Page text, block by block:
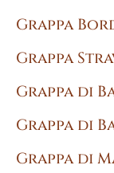
Grappa
Grappa
Grappa di
Grappa di
Grappa di